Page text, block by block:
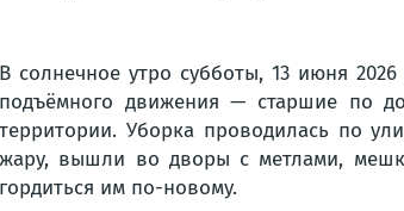
В солнечное утро субботы, 13 июня
подъёмного движения — старшие по
территории. Уборка проводилась по
жару, вышли во дворы с метлами,
гордиться им по-новому.